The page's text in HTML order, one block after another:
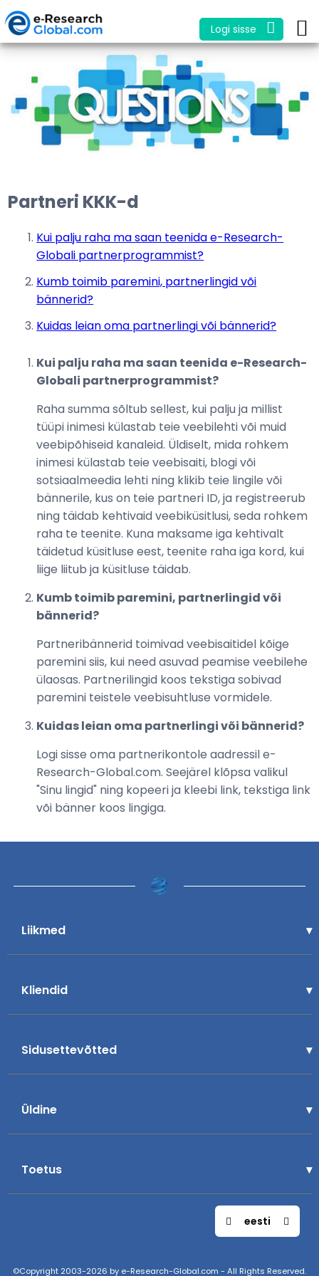
Logi sisse
Partneri KKK-d
Kui palju raha ma saan teenida e-Research-
Globali partnerprogrammist?
Kumb toimib paremini, partnerlingid või
bännerid?
Kuidas leian oma partnerlingi või bännerid?
Kui palju raha ma saan teenida e-Research-
Globali partnerprogrammist?
Raha summa sõltub sellest, kui palju ja millist
tüüpi inimesi külastab teie veebilehti või muid
veebipõhiseid kanaleid. Üldiselt, mida rohkem
inimesi külastab teie veebisaiti, blogi või
sotsiaalmeedia lehti ning klikib teie lingile või
bännerile, kus on teie partneri ID, ja registreerub
ning täidab kehtivaid veebiküsitlusi, seda rohkem
raha te teenite. Kuna maksame iga kehtivalt
täidetud küsitluse eest, teenite raha iga kord, kui
liige liitub ja küsitluse täidab.
Kumb toimib paremini, partnerlingid või
bännerid?
Partneribännerid toimivad veebisaitidel kõige
paremini siis, kui need asuvad peamise veebilehe
ülaosas. Partnerilingid koos tekstiga sobivad
paremini teistele veebisuhtluse vormidele.
Kuidas leian oma partnerlingi või bännerid?
Logi sisse oma partnerikontole aadressil e-
Research-Global.com. Seejärel klõpsa valikul
"Sinu lingid" ning kopeeri ja kleebi link, tekstiga link
või bänner koos lingiga.
Liikmed
Kliendid
Sidusettevõtted
Üldine
Toetus
eesti
©Copyright 2003-2026 by e-Research-Global.com - All Rights Reserved.